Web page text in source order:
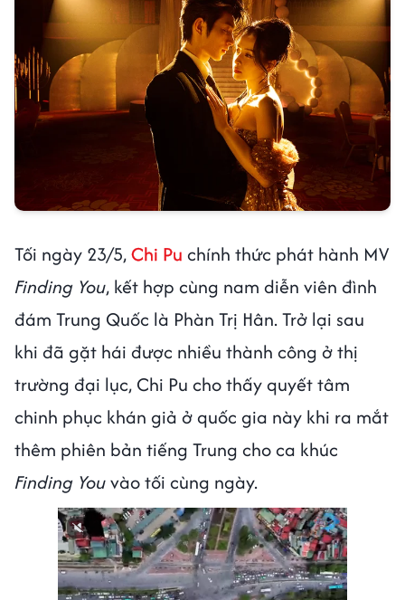
Tối ngày 23/5,Chi Pu chính thức phát hành MV
Finding You, kết hợp cùng nam diễn viên đình
đám Trung Quốc là Phàn Trị Hân. Trở lại sau
khi đã gặt hái được nhiều thành công ở thị
trường đại lục, Chi Pu cho thấy quyết tâm
chinh phục khán giả ở quốc gia này khi ra mắt
thêm phiên bản tiếng Trung cho ca khúc
Finding Youvào tối cùng ngày.